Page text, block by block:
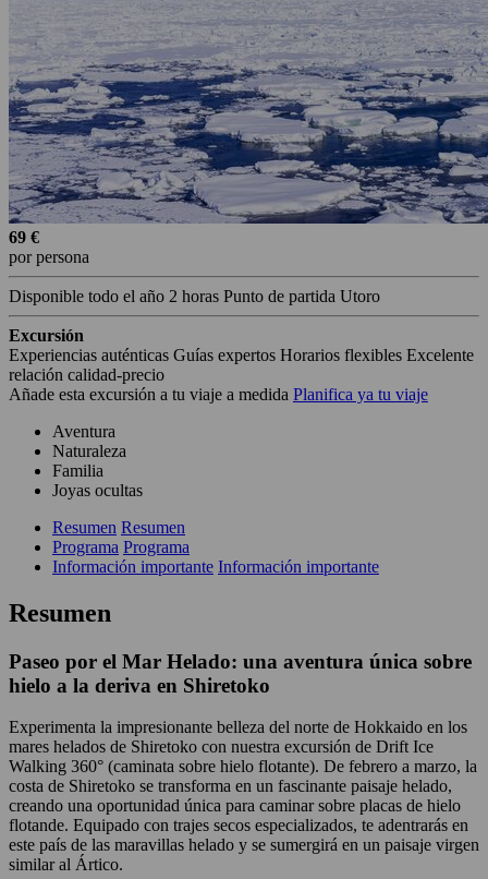
69 €
por persona
Disponible todo el año 2 horas Punto de partida Utoro
Excursión
Experiencias auténticas Guías expertos Horarios flexibles Excelente
relación calidad-precio
Añade esta excursión a tu viaje a medida Planifica ya tu viaje
Aventura
Naturaleza
Familia
Joyas ocultas
Resumen Resumen
Programa Programa
Información importante Información importante
Resumen
Paseo por el Mar Helado: una aventura única sobre
hielo a la deriva en Shiretoko
Experimenta la impresionante belleza del norte de Hokkaido en los
mares helados de Shiretoko con nuestra excursión de Drift Ice
Walking 360° (caminata sobre hielo flotante). De febrero a marzo, la
costa de Shiretoko se transforma en un fascinante paisaje helado,
creando una oportunidad única para caminar sobre placas de hielo
flotande. Equipado con trajes secos especializados, te adentrarás en
este país de las maravillas helado y se sumergirá en un paisaje virgen
similar al Ártico.